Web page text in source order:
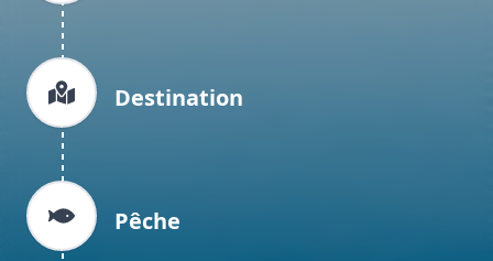
Destination
Pêche